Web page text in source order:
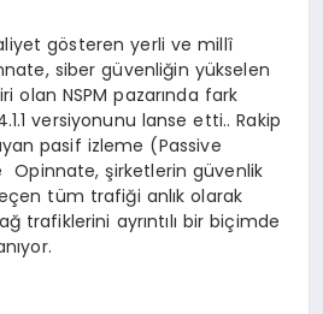
gösteren yerli ve millî
siber güvenliğin yükselen
olan NSPM pazarında fark
versiyonunu lanse etti.. Rakip
pasif izleme (Passive
Opinnate, şirketlerin güvenlik
tüm trafiği anlık olarak
trafiklerini ayrıntılı bir biçimde